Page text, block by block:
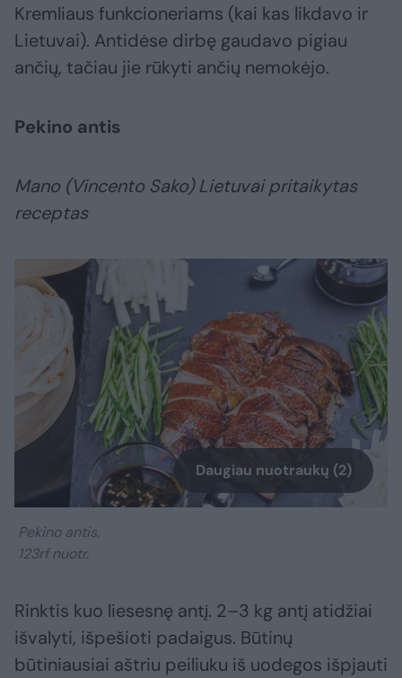
Kremliaus funkcioneriams (kai kas likdavo ir
Lietuvai). Antidėse dirbę gaudavo pigiau
ančių, tačiau jie rūkyti ančių nemokėjo.
Pekino antis
Mano (Vincento Sako) Lietuvai pritaikytas
receptas
Daugiau nuotraukų (2)
Pekino antis.
123rf nuotr.
Rinktis kuo liesesnę antį. 2–3 kg antį atidžiai
išvalyti, išpešioti padaigus. Būtinų
būtiniausiai aštriu peiliuku iš uodegos išpjauti